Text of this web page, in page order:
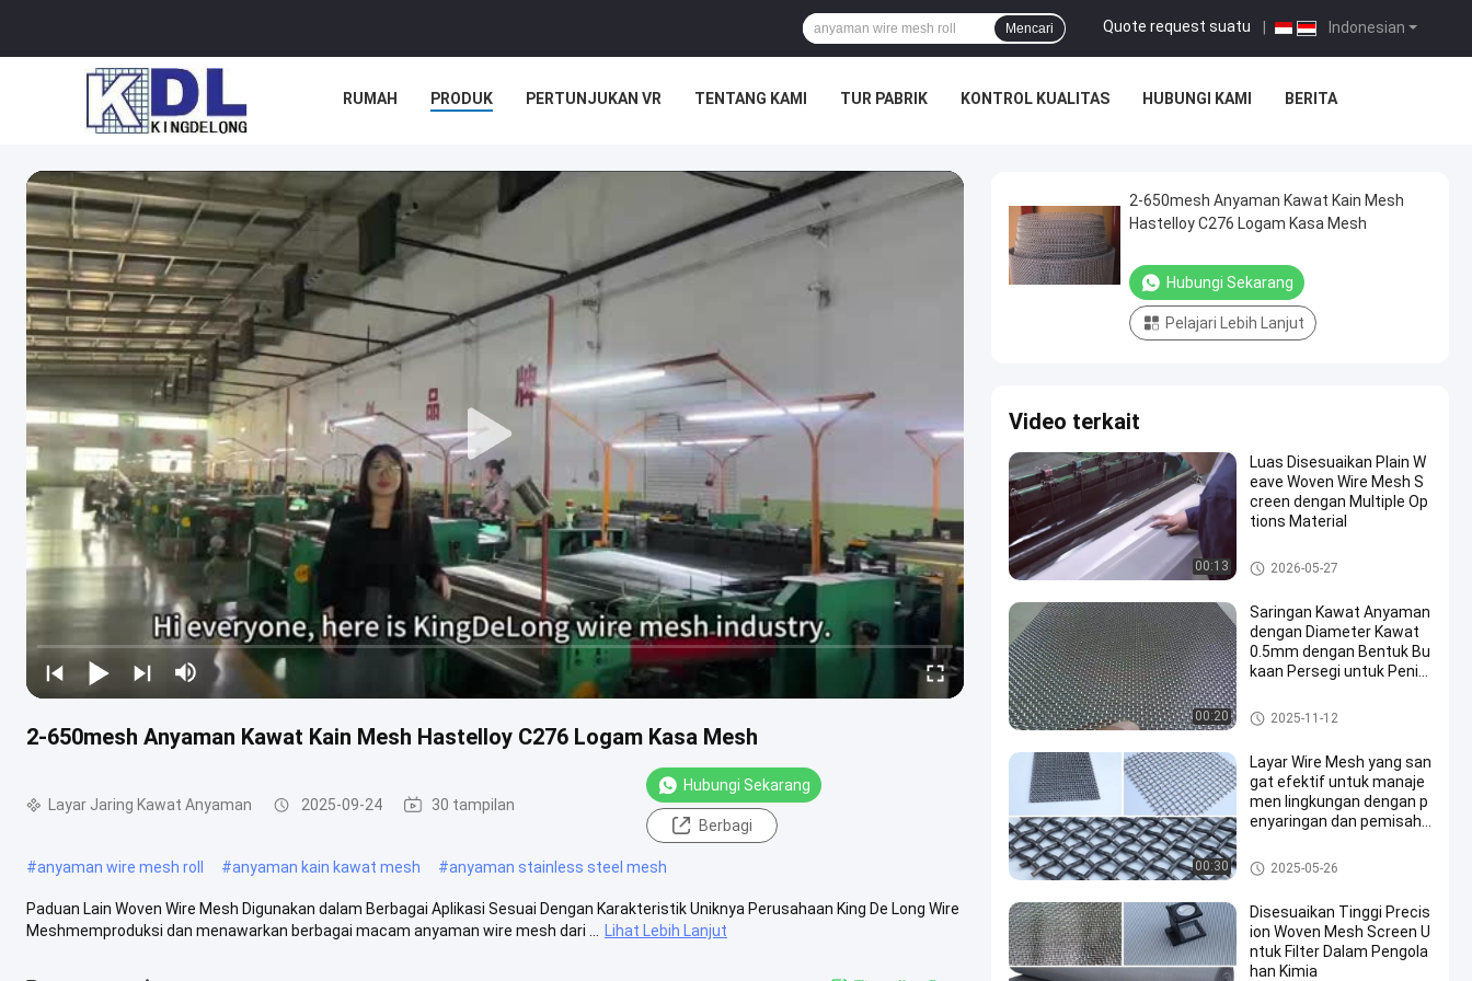
Indonesian
Quote request suatu
Mencari
RUMAH PRODUK PERTUNJUKAN VR TENTANG KAMI TUR PABRIK KONTROL KUALITAS HUBUNGI KAMI BERITA
2-650mesh Anyaman Kawat Kain Mesh Hastelloy C276 Logam Kasa Mesh
Layar Jaring Kawat Anyaman 2025-09-24 30 tampilan
Hubungi Sekarang
Berbagi
#anyaman wire mesh roll #anyaman kain kawat mesh #anyaman stainless steel mesh
Paduan Lain Woven Wire Mesh Digunakan dalam Berbagai Aplikasi Sesuai Dengan Karakteristik Uniknya Perusahaan King De Long Wire
Meshmemproduksi dan menawarkan berbagai macam anyaman wire mesh dari ...
Lihat Lebih Lanjut
2-650mesh Anyaman Kawat Kain Mesh
Hastelloy C276 Logam Kasa Mesh
Hubungi Sekarang
Pelajari Lebih Lanjut
Video terkait
00:13
Luas Disesuaikan Plain W
eave Woven Wire Mesh S
creen dengan Multiple Op
tions Material
Layar Jaring Kawat Anyaman
2026-05-27
00:20
Saringan Kawat Anyaman
dengan Diameter Kawat
0.5mm dengan Bentuk Bu
kaan Persegi untuk Penin
Anyaman Twilled
Layar Jaring Kawat Anyaman
2025-11-12
00:30
Layar Wire Mesh yang san
gat efektif untuk manaje
men lingkungan dengan p
enyaringan dan pemisaha
Layar Jaring Kawat Anyaman
2025-05-26
Disesuaikan Tinggi Precis
ion Woven Mesh Screen U
ntuk Filter Dalam Pengola
han Kimia